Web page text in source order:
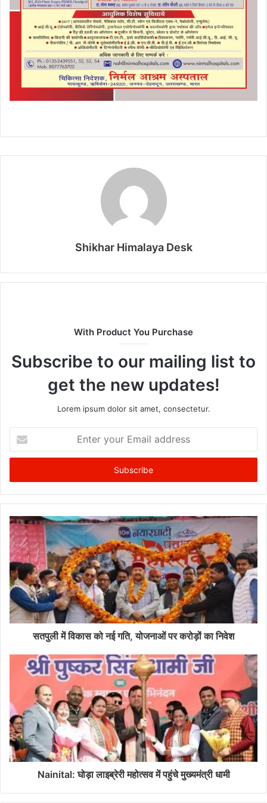
Shikhar Himalaya Desk
With Product You Purchase
Subscribe to our mailing list to
get the new updates!
Lorem ipsum dolor sit amet, consectetur.
your
Email
सतपुली में विकास को नई गति, योजनाओं पर करोड़ों का निवेश
Nainital: घोड़ा लाइब्रेरी महोत्सव में पहुंचे मुख्यमंत्री धामी